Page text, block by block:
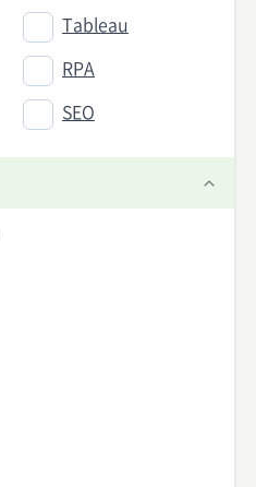
Tableau
RPA
SEO